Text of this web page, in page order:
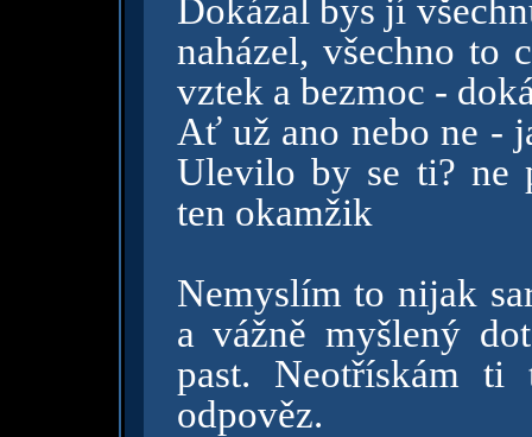
Dokázal bys jí
naházel, všechno to
vztek a bezmoc -
Ať už ano nebo ne -
Ulevilo by se ti? ne
ten okamžik
Nemyslím to nijak
a vážně myšlený
past. Neotřískám
odpověz.